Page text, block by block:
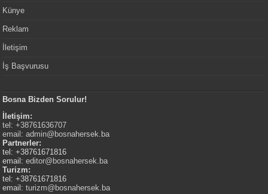
Künye
Reklam
İletişim
İş Başvurusu
Bosna Bizden Sorulur!
İletişim:
tel: +38761636707
email:admin@bosnahersek.ba
Partnerler:
tel: +38761671816
email:editor@bosnahersek.ba
Turizm:
tel: +38761671816
email:turizm@bosnahersek.ba